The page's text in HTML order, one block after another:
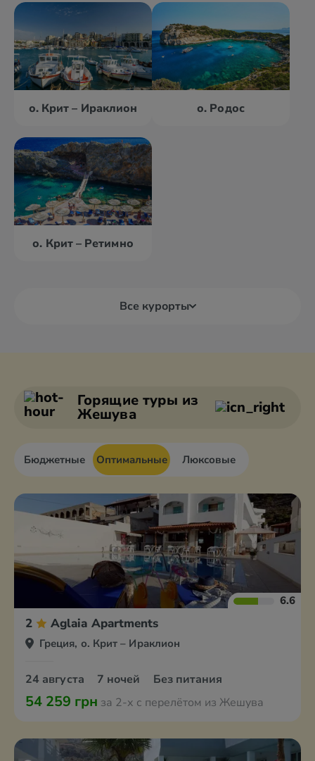
о. Крит – Ираклион о. Родос
о. Крит – Ретимно
Все курорты
Аттика Волос
Горящие туры из
Жешува
Бюджетные Оптимальные Люксовые
6.6
2 Aglaia Apartments
Греция, о. Крит – Ираклион
24 августа 7 ночей Без питания
54 259 грн за 2-х с перелётом из Жешува